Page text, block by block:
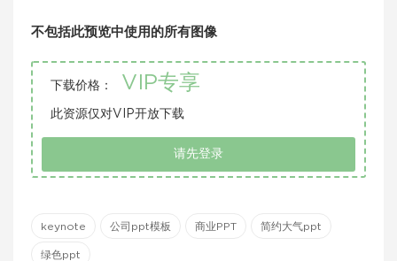
不包括此预览中使用的所有图像
下载价格： VIP专享
此资源仅对VIP开放下载
请先登录
keynote 公司ppt模板 商业PPT 简约大气ppt
绿色ppt